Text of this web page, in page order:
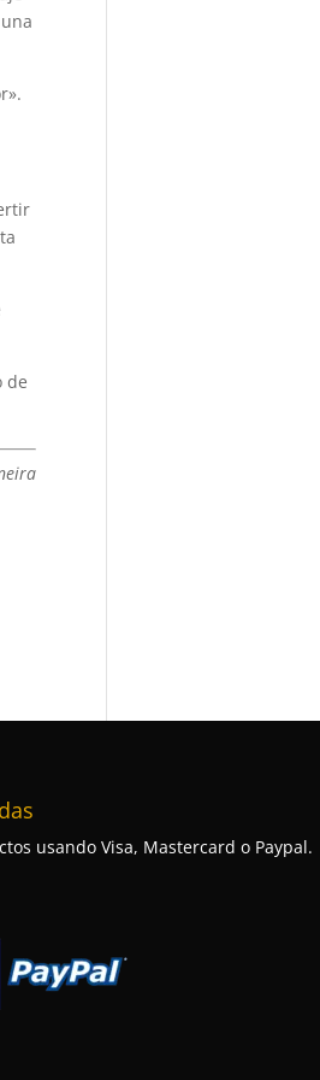
de
usando Visa, Mastercard o Paypal.